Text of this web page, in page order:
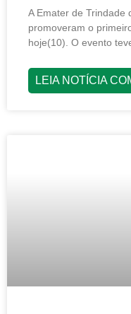
A Emater de Trindade
promoveram o
hoje(10). O evento
LEIA NOTÍCIA